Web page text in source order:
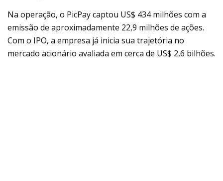
Na operação, o PicPay captou US$ 434 milhões com a
emissão de aproximadamente 22,9 milhões de ações.
Com o IPO, a empresa já inicia sua trajetória no
mercado acionário avaliada em cerca de US$ 2,6 bilhões.